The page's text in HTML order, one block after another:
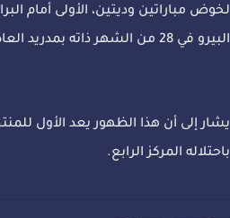
البيرو في 28 من الشهر ذاته بمدريد العاصمة الإسبانية.
باحتلاله المركز الرابع.